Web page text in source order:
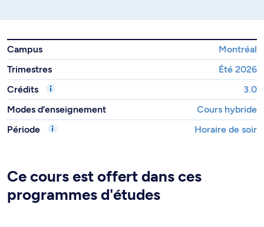
Campus
Montréal
Trimestres
Été 2026
Crédits
3.0
Modes d’enseignement
Cours hybride
Période
Horaire de soir
Ce cours est offert dans ces
programmes d'études